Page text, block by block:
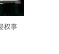
权事